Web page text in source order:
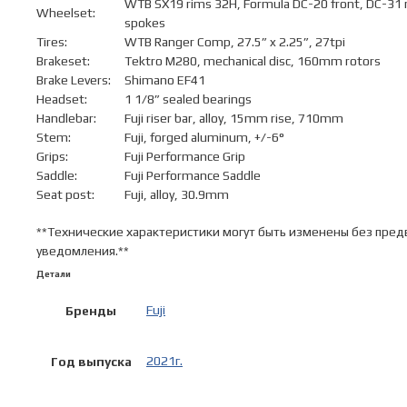
Wheelset:
WTB SX19 rims 32H, Formula DC-20 front, DC-31
spokes
Tires:
WTB Ranger Comp, 27.5” x 2.25”, 27tpi
Brakeset:
Tektro M280, mechanical disc, 160mm rotors
Brake Levers:
Shimano EF41
Headset:
1 1/8” sealed bearings
Handlebar:
Fuji riser bar, alloy, 15mm rise, 710mm
Stem:
Fuji, forged aluminum, +/-6°
Grips:
Fuji Performance Grip
Saddle:
Fuji Performance Saddle
Seat post:
Fuji, alloy, 30.9mm
**Технические характеристики могут быть изменены без
уведомления.**
Детали
Бренды Fuji
Год выпуска 2021г.